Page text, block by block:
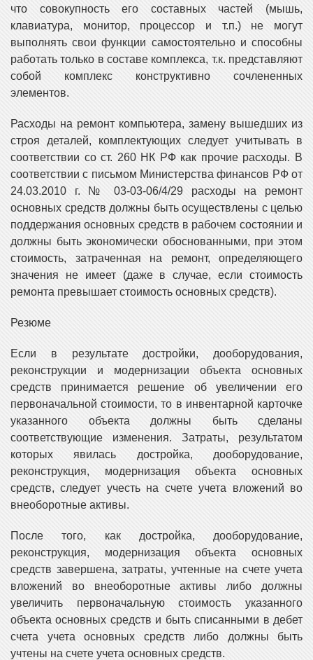
что совокупность его составных частей (мышь,
клавиатура, монитор, процессор и т.п.) не могут
выполнять свои функции самостоятельно и способны
работать только в составе комплекса, т.к. представляют
собой комплекс конструктивно сочлененных
элементов.
Расходы на ремонт компьютера, замену вышедших из
строя деталей, комплектующих следует учитывать в
соответствии со ст. 260 НК РФ как прочие расходы. В
соответствии с письмом Министерства финансов РФ от
24.03.2010 г. № 03-03-06/4/29 расходы на ремонт
основных средств должны быть осуществлены с целью
поддержания основных средств в рабочем состоянии и
должны быть экономически обоснованными, при этом
стоимость, затраченная на ремонт, определяющего
значения не имеет (даже в случае, если стоимость
ремонта превышает стоимость основных средств).
Резюме
Если в результате достройки, дооборудования,
реконструкции и модернизации объекта основных
средств принимается решение об увеличении его
первоначальной стоимости, то в инвентарной карточке
указанного объекта должны быть сделаны
соответствующие изменения. Затраты, результатом
которых явилась достройка, дооборудование,
реконструкция, модернизация объекта основных
средств, следует учесть на счете учета вложений во
внеоборотные активы.
После того, как достройка, дооборудование,
реконструкция, модернизация объекта основных
средств завершена, затраты, учтенные на счете учета
вложений во внеоборотные активы либо должны
увеличить первоначальную стоимость указанного
объекта основных средств и быть списанными в дебет
счета учета основных средств либо должны быть
учтены на счете учета основных средств.